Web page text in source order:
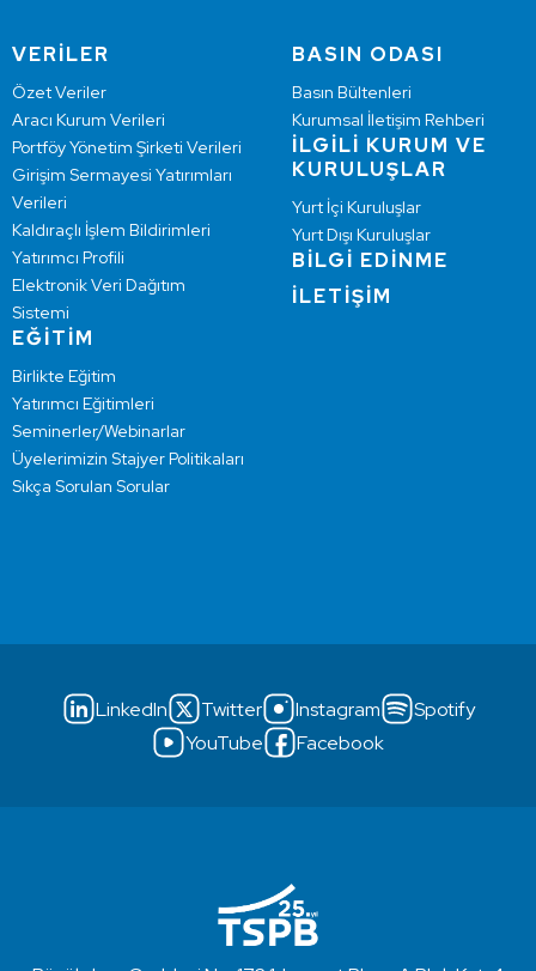
VERİLER
Özet Veriler
Aracı Kurum Verileri
Portföy Yönetim Şirketi Verileri
Girişim Sermayesi Yatırımları
Verileri
Kaldıraçlı İşlem Bildirimleri
Yatırımcı Profili
Elektronik Veri Dağıtım
Sistemi
EĞİTİM
Birlikte Eğitim
Yatırımcı Eğitimleri
Seminerler/Webinarlar
Üyelerimizin Stajyer Politikaları
Sıkça Sorulan Sorular
BASIN ODASI
Basın Bültenleri
Kurumsal İletişim Rehberi
İLGİLİ KURUM VE
KURULUŞLAR
Yurt İçi Kuruluşlar
Yurt Dışı Kuruluşlar
BİLGİ EDİNME
İLETİŞİM
LinkedIn Twitter Instagram
Spotify
YouTube
Facebook